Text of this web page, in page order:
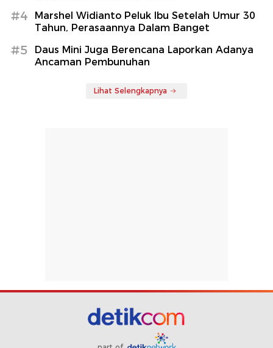
#4
Marshel Widianto Peluk Ibu Setelah Umur 30
Tahun, Perasaannya Dalam Banget
#5
Daus Mini Juga Berencana Laporkan Adanya
Ancaman Pembunuhan
Lihat Selengkapnya